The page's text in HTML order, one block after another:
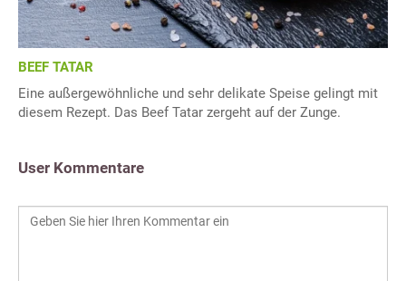
BEEF TATAR
Eine außergewöhnliche und sehr delikate Speise gelingt mit
diesem Rezept. Das Beef Tatar zergeht auf der Zunge.
User Kommentare